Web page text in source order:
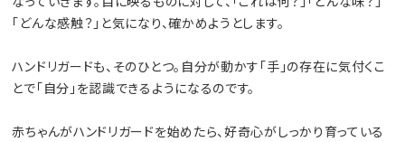
「どんな感触？」と気になり、確かめようとします。
ハンドリガードも、そのひとつ。自分が動かす「手」の存在に気付くこ
とで「自分」を認識できるようになるのです。
赤ちゃんがハンドリガードを始めたら、好奇心がしっかり育っている